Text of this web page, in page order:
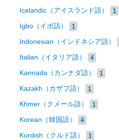
Icelandic（アイスランド語） 1
Igbo（イボ語） 1
Indonesian（インドネシア語）
Italian（イタリア語） 4
Kannada（カンナダ語） 1
Kazakh（カザフ語） 1
Khmer（クメール語） 1
Korean（韓国語） 4
Kurdish（クルド語） 1